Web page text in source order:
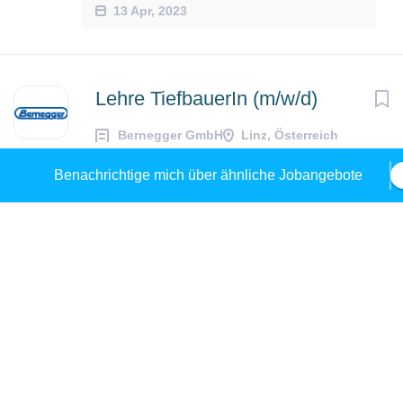
13 Apr, 2023
Lehre TiefbauerIn (m/w/d)
Bernegger GmbH Linz, Österreich
13 Apr, 2023
Benachrichtige mich über ähnliche Jobangebote